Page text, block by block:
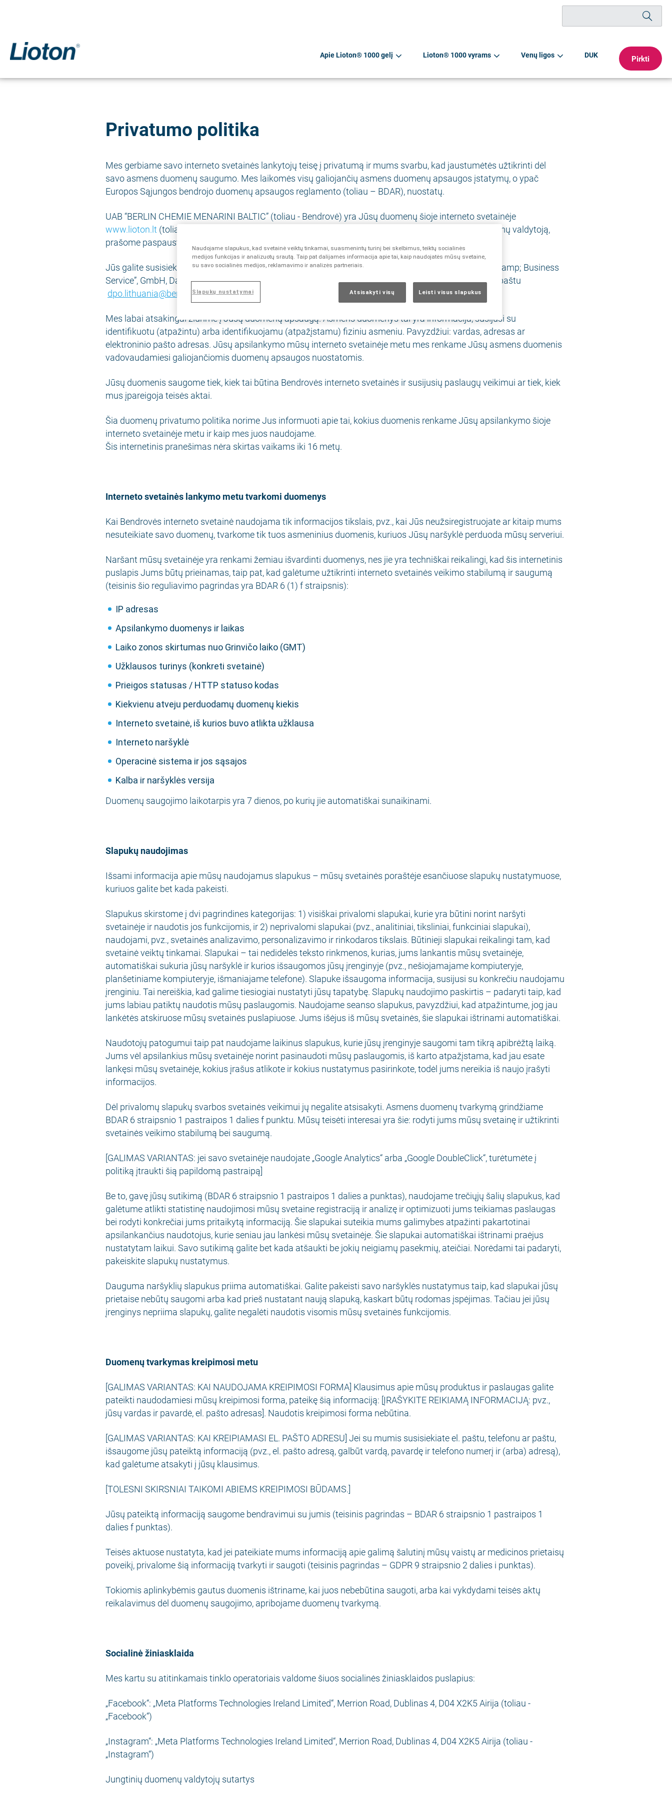
Apie Lioton® 1000 gelį Lioton® 1000 vyrams Venų ligos DUK Pirkti
Privatumo politika
Mes gerbiame savo interneto svetainės lankytojų teisę į privatumą ir mums svarbu, kad jaustumėtės užtikrinti dėl
savo asmens duomenų saugumo. Mes laikomės visų galiojančių asmens duomenų apsaugos įstatymų, o ypač
Europos Sąjungos bendrojo duomenų apsaugos reglamento (toliau – BDAR), nuostatų.
UAB “BERLIN CHEMIE MENARINI BALTIC” (toliau - Bendrovė) yra Jūsų duomenų šioje interneto svetainėje
www.lioton.lt (toliau – interneto svetainė) valdytojas. Norėdami išsamesnės informacijos apie duomenų valdytoją,
prašome paspausti šią nuorodą
Jūs galite susisiekti su mūsų duomenų apsaugos pareigūnu šiais kontaktais: “A. Menarini Research & amp; Business
Service”, GmbH, Datenschutzbeauftragter, Glienicker Weg 125, 12489 Berlynas, arba išsiųsti laišką el. paštu
dpo.lithuania@berlin-chemie.com
Mes labai atsakingai žiūrime į Jūsų duomenų apsaugą. Asmens duomenys tai yra informacija, susijusi su
identifikuotu (atpažintu) arba identifikuojamu (atpažįstamu) fiziniu asmeniu. Pavyzdžiui: vardas, adresas ar
elektroninio pašto adresas. Jūsų apsilankymo mūsų interneto svetainėje metu mes renkame Jūsų asmens duomenis
vadovaudamiesi galiojančiomis duomenų apsaugos nuostatomis.
Jūsų duomenis saugome tiek, kiek tai būtina Bendrovės interneto svetainės ir susijusių paslaugų veikimui ar tiek, kiek
mus įpareigoja teisės aktai.
Šia duomenų privatumo politika norime Jus informuoti apie tai, kokius duomenis renkame Jūsų apsilankymo šioje
interneto svetainėje metu ir kaip mes juos naudojame.
Šis internetinis pranešimas nėra skirtas vaikams iki 16 metų.
Interneto svetainės lankymo metu tvarkomi duomenys
Kai Bendrovės interneto svetainė naudojama tik informacijos tikslais, pvz., kai Jūs neužsiregistruojate ar kitaip mums
nesuteikiate savo duomenų, tvarkome tik tuos asmeninius duomenis, kuriuos Jūsų naršyklė perduoda mūsų serveriui.
Naršant mūsų svetainėje yra renkami žemiau išvardinti duomenys, nes jie yra techniškai reikalingi, kad šis internetinis
puslapis Jums būtų prieinamas, taip pat, kad galėtume užtikrinti interneto svetainės veikimo stabilumą ir saugumą
(teisinis šio reguliavimo pagrindas yra BDAR 6 (1) f straipsnis):
IP adresas
Apsilankymo duomenys ir laikas
Laiko zonos skirtumas nuo Grinvičo laiko (GMT)
Užklausos turinys (konkreti svetainė)
Prieigos statusas / HTTP statuso kodas
Kiekvienu atveju perduodamų duomenų kiekis
Interneto svetainė, iš kurios buvo atlikta užklausa
Interneto naršyklė
Operacinė sistema ir jos sąsajos
Kalba ir naršyklės versija
Duomenų saugojimo laikotarpis yra 7 dienos, po kurių jie automatiškai sunaikinami.
Slapukų naudojimas
Išsami informacija apie mūsų naudojamus slapukus – mūsų svetainės poraštėje esančiuose slapukų nustatymuose,
kuriuos galite bet kada pakeisti.
Slapukus skirstome į dvi pagrindines kategorijas: 1) visiškai privalomi slapukai, kurie yra būtini norint naršyti
svetainėje ir naudotis jos funkcijomis, ir 2) neprivalomi slapukai (pvz., analitiniai, tiksliniai, funkciniai slapukai),
naudojami, pvz., svetainės analizavimo, personalizavimo ir rinkodaros tikslais. Būtinieji slapukai reikalingi tam, kad
svetainė veiktų tinkamai. Slapukai – tai nedidelės teksto rinkmenos, kurias, jums lankantis mūsų svetainėje,
automatiškai sukuria jūsų naršyklė ir kurios išsaugomos jūsų įrenginyje (pvz., nešiojamajame kompiuteryje,
planšetiniame kompiuteryje, išmaniajame telefone). Slapuke išsaugoma informacija, susijusi su konkrečiu naudojamu
įrenginiu. Tai nereiškia, kad galime tiesiogiai nustatyti jūsų tapatybę. Slapukų naudojimo paskirtis – padaryti taip, kad
jums labiau patiktų naudotis mūsų paslaugomis. Naudojame seanso slapukus, pavyzdžiui, kad atpažintume, jog jau
lankėtės atskiruose mūsų svetainės puslapiuose. Jums išėjus iš mūsų svetainės, šie slapukai ištrinami automatiškai.
Naudotojų patogumui taip pat naudojame laikinus slapukus, kurie jūsų įrenginyje saugomi tam tikrą apibrėžtą laiką.
Jums vėl apsilankius mūsų svetainėje norint pasinaudoti mūsų paslaugomis, iš karto atpažįstama, kad jau esate
lankęsi mūsų svetainėje, kokius įrašus atlikote ir kokius nustatymus pasirinkote, todėl jums nereikia iš naujo įrašyti
informacijos.
Dėl privalomų slapukų svarbos svetainės veikimui jų negalite atsisakyti. Asmens duomenų tvarkymą grindžiame
BDAR 6 straipsnio 1 pastraipos 1 dalies f punktu. Mūsų teisėti interesai yra šie: rodyti jums mūsų svetainę ir užtikrinti
svetainės veikimo stabilumą bei saugumą.
[GALIMAS VARIANTAS: jei savo svetainėje naudojate „Google Analytics“ arba „Google DoubleClick“, turėtumėte į
politiką įtraukti šią papildomą pastraipą]
Be to, gavę jūsų sutikimą (BDAR 6 straipsnio 1 pastraipos 1 dalies a punktas), naudojame trečiųjų šalių slapukus, kad
galėtume atlikti statistinę naudojimosi mūsų svetaine registraciją ir analizę ir optimizuoti jums teikiamas paslaugas
bei rodyti konkrečiai jums pritaikytą informaciją. Šie slapukai suteikia mums galimybes atpažinti pakartotinai
apsilankančius naudotojus, kurie seniau jau lankėsi mūsų svetainėje. Šie slapukai automatiškai ištrinami praėjus
nustatytam laikui. Savo sutikimą galite bet kada atšaukti be jokių neigiamų pasekmių, ateičiai. Norėdami tai padaryti,
pakeiskite slapukų nustatymus.
Dauguma naršyklių slapukus priima automatiškai. Galite pakeisti savo naršyklės nustatymus taip, kad slapukai jūsų
prietaise nebūtų saugomi arba kad prieš nustatant naują slapuką, kaskart būtų rodomas įspėjimas. Tačiau jei jūsų
įrenginys nepriima slapukų, galite negalėti naudotis visomis mūsų svetainės funkcijomis.
Duomenų tvarkymas kreipimosi metu
[GALIMAS VARIANTAS: KAI NAUDOJAMA KREIPIMOSI FORMA] Klausimus apie mūsų produktus ir paslaugas galite
pateikti naudodamiesi mūsų kreipimosi forma, pateikę šią informaciją: [ĮRAŠYKITE REIKIAMĄ INFORMACIJĄ: pvz.,
jūsų vardas ir pavardė, el. pašto adresas]. Naudotis kreipimosi forma nebūtina.
[GALIMAS VARIANTAS: KAI KREIPIAMASI EL. PAŠTO ADRESU] Jei su mumis susisiekiate el. paštu, telefonu ar paštu,
išsaugome jūsų pateiktą informaciją (pvz., el. pašto adresą, galbūt vardą, pavardę ir telefono numerį ir (arba) adresą),
kad galėtume atsakyti į jūsų klausimus.
[TOLESNI SKIRSNIAI TAIKOMI ABIEMS KREIPIMOSI BŪDAMS.]
Jūsų pateiktą informaciją saugome bendravimui su jumis (teisinis pagrindas – BDAR 6 straipsnio 1 pastraipos 1
dalies f punktas).
Teisės aktuose nustatyta, kad jei pateikiate mums informaciją apie galimą šalutinį mūsų vaistų ar medicinos prietaisų
poveikį, privalome šią informaciją tvarkyti ir saugoti (teisinis pagrindas – GDPR 9 straipsnio 2 dalies i punktas).
Tokiomis aplinkybėmis gautus duomenis ištriname, kai juos nebebūtina saugoti, arba kai vykdydami teisės aktų
reikalavimus dėl duomenų saugojimo, apribojame duomenų tvarkymą.
Socialinė žiniasklaida
Mes kartu su atitinkamais tinklo operatoriais valdome šiuos socialinės žiniasklaidos puslapius:
„Facebook“: „Meta Platforms Technologies Ireland Limited“, Merrion Road, Dublinas 4, D04 X2K5 Airija (toliau -
„Facebook“)
„Instagram“: „Meta Platforms Technologies Ireland Limited“, Merrion Road, Dublinas 4, D04 X2K5 Airija (toliau -
„Instagram“)
Jungtinių duomenų valdytojų sutartys
Naudojame slapukus, kad svetainė veiktų tinkamai, suasmenintų turinį bei skelbimus, teiktų socialinės
medijos funkcijas ir analizuotų srautą. Taip pat dalijamės informacija apie tai, kaip naudojatės mūsų svetaine,
su savo socialinės medijos, reklamavimo ir analizės partneriais.
Atsisakyti visų Leisti visus slapukus
Slapukų nustatymai